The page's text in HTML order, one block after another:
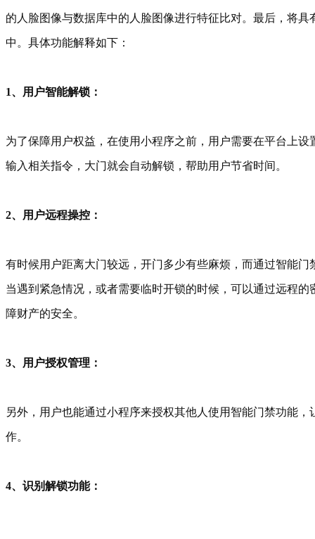
的人脸图像与数据库中的人脸图像进行特征比对。最后，将
中。具体功能解释如下：
1、用户智能解锁：
为了保障用户权益，在使用小程序之前，用户需要在平台上
输入相关指令，大门就会自动解锁，帮助用户节省时间。
2、用户远程操控：
有时候用户距离大门较远，开门多少有些麻烦，而通过智能
当遇到紧急情况，或者需要临时开锁的时候，可以通过远程
障财产的安全。
3、用户授权管理：
另外，用户也能通过小程序来授权其他人使用智能门禁功能
作。
4、识别解锁功能：